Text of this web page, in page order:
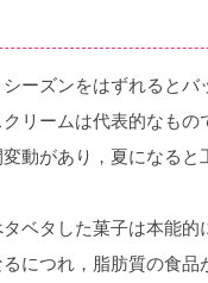
ーズンをはずれるとバ
リームは代表的なも
動があり，夏になる
ベタした菓子は本能的
につれ，脂肪質の食